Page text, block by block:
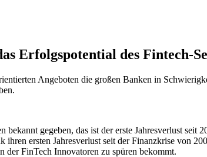
Erfolgspotential des Fintech-
Angeboten die großen Banken in
gegeben, das ist der erste Jahresverlust
ersten Jahresverlust seit der Finanzkrise von
der FinTech Innovatoren zu spüren bekommt.